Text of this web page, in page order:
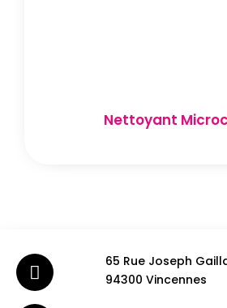
Nettoyant
65 Rue Joseph
94300 Vincennes